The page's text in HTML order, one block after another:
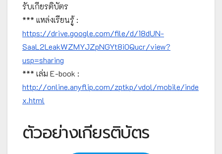
รับเกียรติบัตร
*** แหล่งเรียนรู้ :
https://drive.google.com/file/d/18dUN-
SaaL2LeakWZMYJZpNGYt8i0Qucr/view?
usp=sharing
*** เล่ม E-book :
http://online.anyflip.com/zptkp/vdol/mobile/inde
x.html
ตัวอย่างเกียรติบัตร